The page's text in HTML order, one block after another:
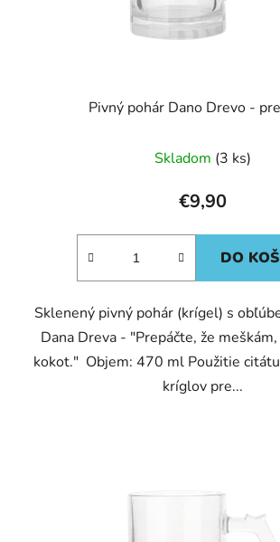
Pivný pohár Dano Drevo -
Skladom (3 ks)
€9,90
DO
Sklenený pivný pohár (krígel) s
Dana Dreva - "Prepáčte, že
kokot." Objem: 470 ml Použitie
kríglov pre...